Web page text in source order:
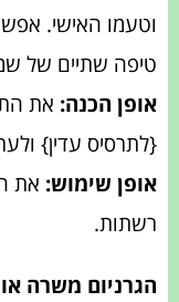
וטעמו האישי.
טיפה שתיים של
אופן הכנה: את
{לתרסיס עדין}
אופן שימוש: את
רשתות.
הגרניום משרה